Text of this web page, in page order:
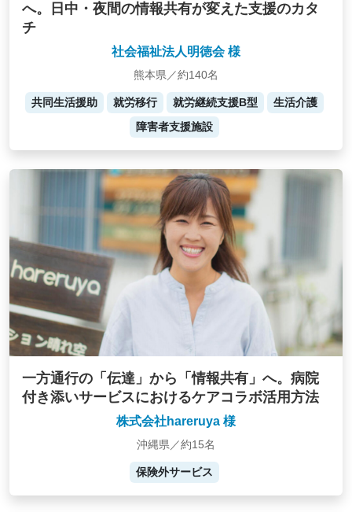
へ。日中・夜間の情報共有が変えた支援のカタ
チ
社会福祉法人明徳会 様
熊本県／約140名
共同生活援助 就労移行 就労継続支援B型
生活介護
障害者支援施設
一方通行の「伝達」から「情報共有」へ。病院
付き添いサービスにおけるケアコラボ活用方法
株式会社hareruya 様
沖縄県／約15名
保険外サービス